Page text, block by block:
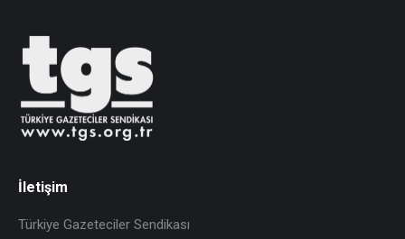
İletişim
Türkiye Gazeteciler Sendikası